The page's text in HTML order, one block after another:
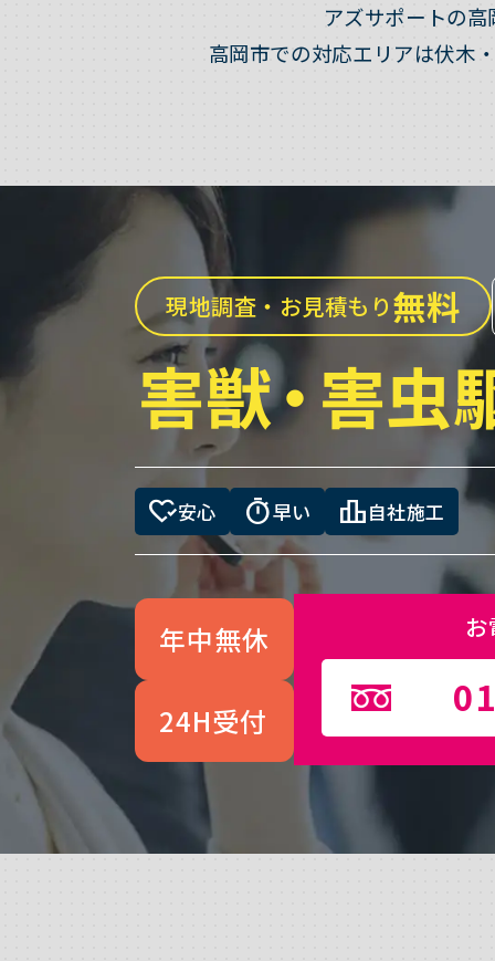
アズサポートの
高岡市での対応エリアは伏木
現地調査・お見積もり無料
害獣・害虫
heart_check安心 timer早い leaderboard自社施工
年中無休
24H受付